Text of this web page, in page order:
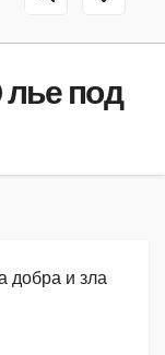
под
добра и зла